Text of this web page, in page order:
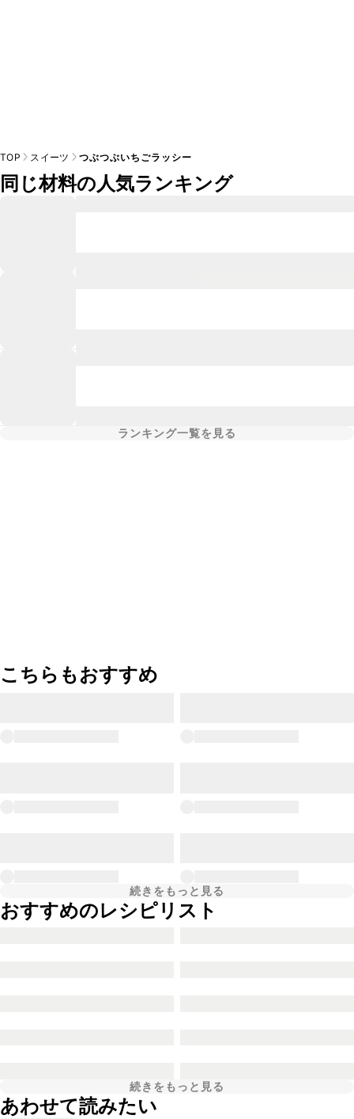
TOP スイーツ つぶつぶいちごラッシー
同じ材料の人気ランキング
ランキング一覧を見る
こちらもおすすめ
続きをもっと見る
おすすめのレシピリスト
続きをもっと見る
あわせて読みたい